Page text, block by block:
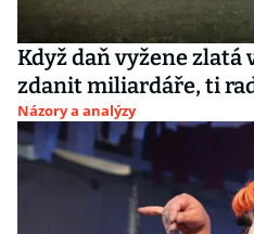
Když daň vyžene zlatá
zdanit miliardáře, ti
Názory a analýzy